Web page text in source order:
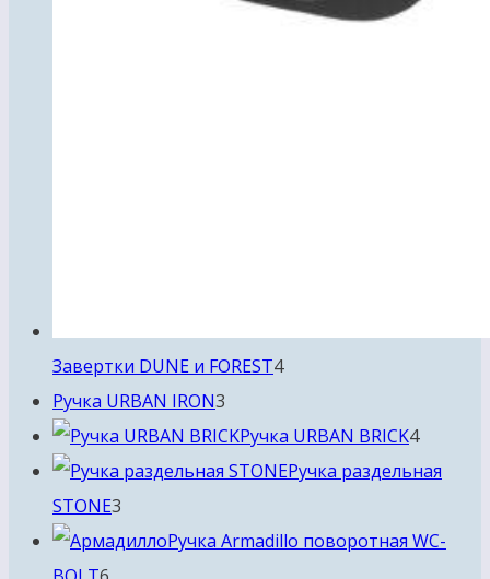
Завертки DUNE и FOREST44
Ручка URBAN IRON3
товара
Ручка URBAN BRICK44
товара
Ручка раздельная
STONE3
товараРучка Armadillo поворотная WC-